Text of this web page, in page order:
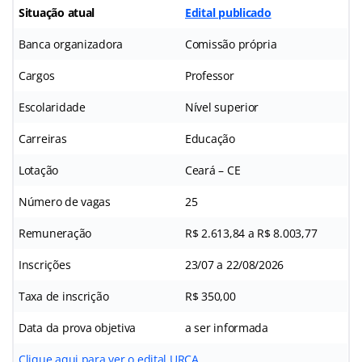
Situação atual Edital publicado
Banca organizadora Comissão própria
Cargos Professor
Escolaridade Nível superior
Carreiras Educação
Lotação Ceará – CE
Número de vagas 25
Remuneração R$ 2.613,84 a R$ 8.003,77
Inscrições 23/07 a 22/08/2026
Taxa de inscrição R$ 350,00
Data da prova objetiva a ser informada
Clique aqui para ver o edital URCA